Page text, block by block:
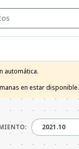
automática.
en estar disponible.
2021.102021.10